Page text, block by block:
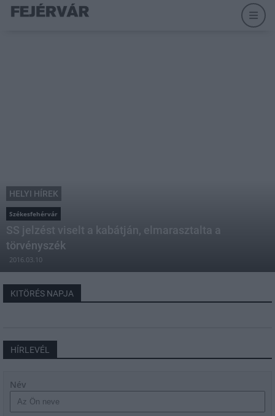
HELYI HÍREK
Székesfehérvár
SS jelzést viselt a kabátján, elmarasztalta a
törvényszék
2016.03.10
KITÖRÉS NAPJA
HÍRLEVÉL
Név